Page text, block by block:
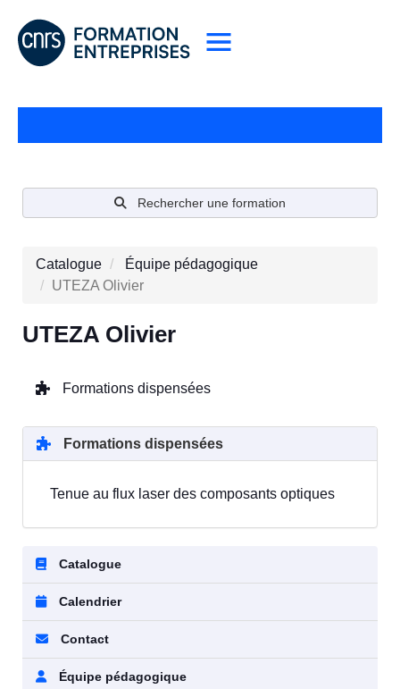
Rechercher une formation
Catalogue
Équipe pédagogique
UTEZA Olivier
UTEZA Olivier
Formations dispensées
Formations dispensées
Tenue au flux laser des composants optiques
Catalogue
Calendrier
Contact
Équipe pédagogique